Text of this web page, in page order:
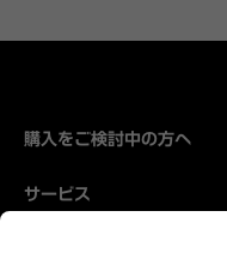
購入をご検討中の方へ
サービス